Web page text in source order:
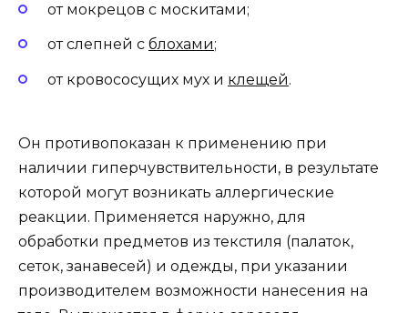
от мокрецов с москитами;
от слепней с блохами;
от кровососущих мух и клещей.
Он противопоказан к применению при
наличии гиперчувствительности, в результате
которой могут возникать аллергические
реакции. Применяется наружно, для
обработки предметов из текстиля (палаток,
сеток, занавесей) и одежды, при указании
производителем возможности нанесения на